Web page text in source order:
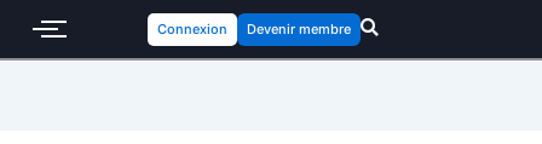
Connexion Devenir membre